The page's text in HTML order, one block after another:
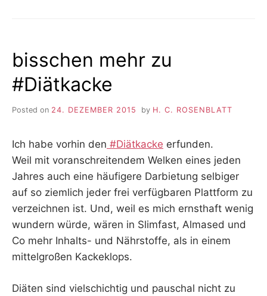
PULLOVER
–
OSTERN,
13
SPÄTER
bisschen mehr zu
#Diätkacke
Posted on 24. DEZEMBER 2015 by H. C. ROSENBLATT
Ich habe vorhin den #Diätkacke erfunden.
Weil mit voranschreitendem Welken eines jeden
Jahres auch eine häufigere Darbietung selbiger
auf so ziemlich jeder frei verfügbaren Plattform zu
verzeichnen ist. Und, weil es mich ernsthaft wenig
wundern würde, wären in Slimfast, Almased und
Co mehr Inhalts- und Nährstoffe, als in einem
mittelgroßen Kackeklops.
Diäten sind vielschichtig und pauschal nicht zu